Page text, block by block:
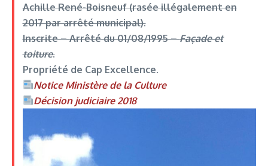
Achille René-Boisneuf (rasée illégalement en
2017 par arrêté municipal).
Inscrite –Arrêté du 01/08/1995–Façade et
toiture.
Propriété de Cap Excellence.
Notice Ministère de la Culture
Décision judiciaire 2018